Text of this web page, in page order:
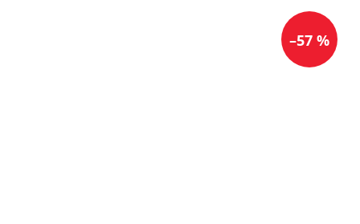
–57 %